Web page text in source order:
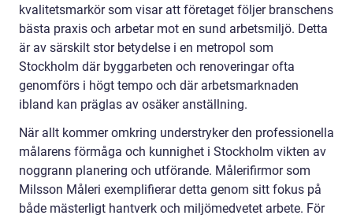
kvalitetsmarkör som visar att företaget följer branschens
bästa praxis och arbetar mot en sund arbetsmiljö. Detta
är av särskilt stor betydelse i en metropol som
Stockholm där byggarbeten och renoveringar ofta
genomförs i högt tempo och där arbetsmarknaden
ibland kan präglas av osäker anställning.
När allt kommer omkring understryker den professionella
målarens förmåga och kunnighet i Stockholm vikten av
noggrann planering och utförande. Målerifirmor som
Milsson Måleri exemplifierar detta genom sitt fokus på
både mästerligt hantverk och miljömedvetet arbete. För